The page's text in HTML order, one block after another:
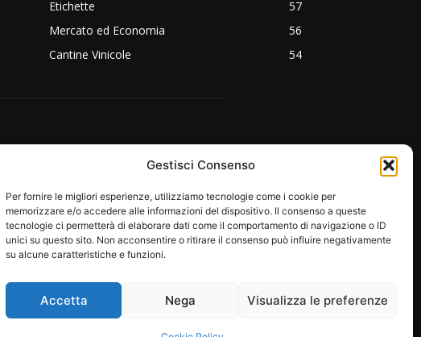
Gestisci Consenso
Per fornire le migliori esperienze, utilizziamo tecnologie come i cookie per
memorizzare e/o accedere alle informazioni del dispositivo. Il consenso a queste
tecnologie ci permetterà di elaborare dati come il comportamento di navigazione o ID
unici su questo sito. Non acconsentire o ritirare il consenso può influire negativamente
su alcune caratteristiche e funzioni.
Accetta Nega Visualizza le preferenze
Etichette
57
Mercato ed Economia
56
Cantine Vinicole
54